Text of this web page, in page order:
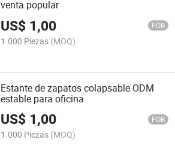
venta popular
US$ 1,00 FOB
1.000 Piezas (MOQ)
Estante de zapatos colapsable ODM
estable para oficina
US$ 1,00 FOB
1.000 Piezas (MOQ)